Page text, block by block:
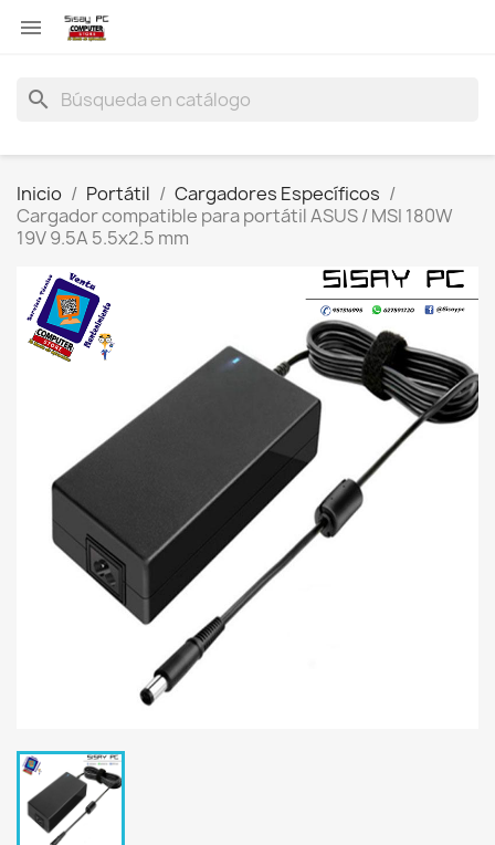

search
Inicio Portátil
Cargadores Específicos
Cargador compatible para portátil ASUS / MSI 180W
19V 9.5A 5.5x2.5 mm